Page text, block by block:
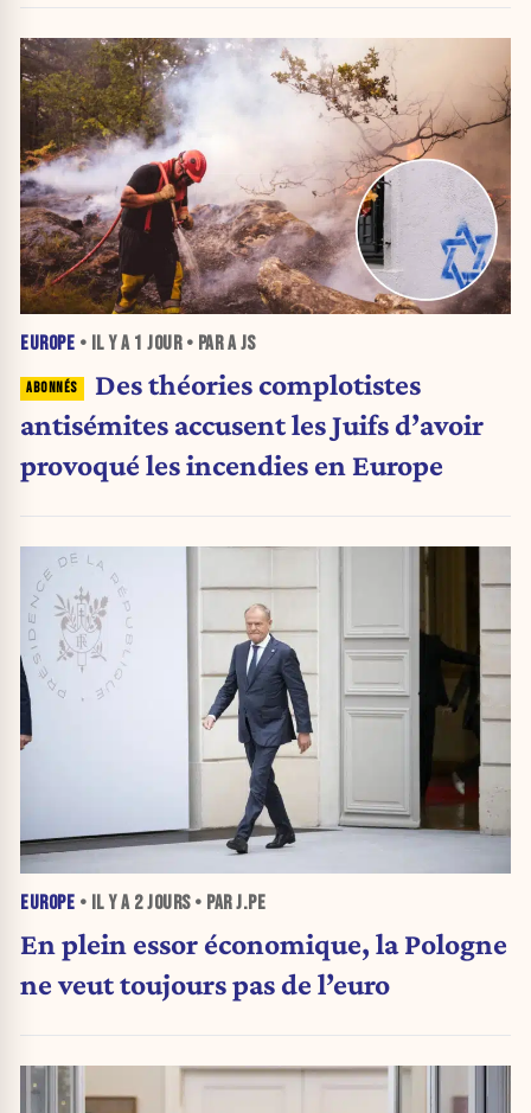
EUROPE • IL Y A 1 JOUR• PAR A JS
Des théories complotistes
antisémites accusent les Juifs d’avoir
provoqué les incendies en Europe
EUROPE • IL Y A 2 JOURS• PAR J.PE
En plein essor économique, la Pologne
ne veut toujours pas de l’euro